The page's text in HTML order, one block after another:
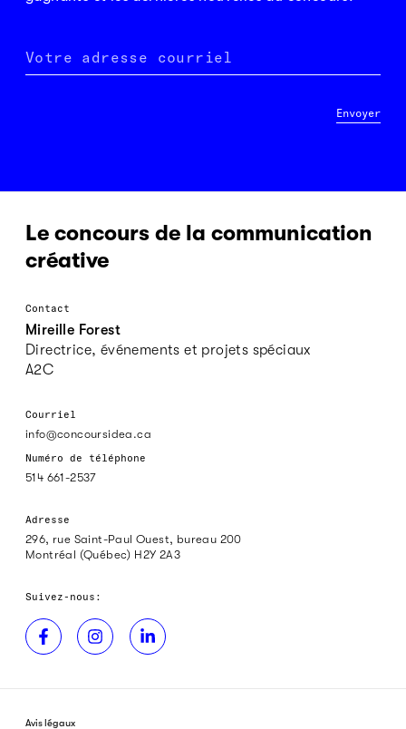
Votre adresse courriel
Envoyer
Le concours de la communication
créative
Contact
Mireille Forest
Directrice, événements et projets spéciaux
A2C
Courriel
info@concoursidea.ca
Numéro de téléphone
514 661-2537
Adresse
296, rue Saint-Paul Ouest, bureau 200
Montréal (Québec) H2Y 2A3
Suivez-nous:
Avis légaux